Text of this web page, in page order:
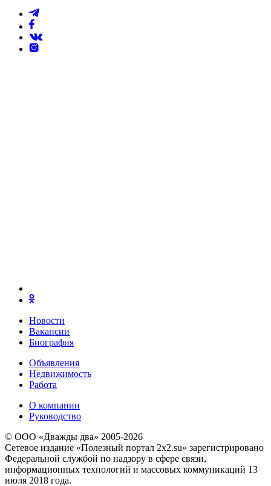
Новости
Вакансии
Биография
Объявления
Недвижимость
Работа
О компании
Руководство
© ООО «Дважды два» 2005-2026
Сетевое издание «Полезный портал 2x2.su» зарегистрировано
Федеральной службой по надзору в сфере связи,
информационных технологий и массовых коммуникаций 13
июля 2018 года.